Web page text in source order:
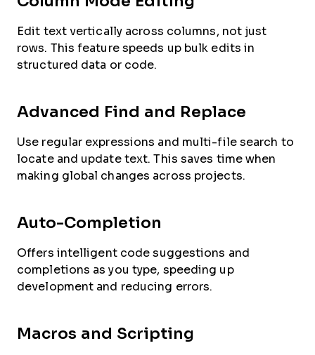
Edit text vertically across columns, not just
rows. This feature speeds up bulk edits in
structured data or code.
Advanced Find and Replace
Use regular expressions and multi-file search to
locate and update text. This saves time when
making global changes across projects.
Auto-Completion
Offers intelligent code suggestions and
completions as you type, speeding up
development and reducing errors.
Macros and Scripting